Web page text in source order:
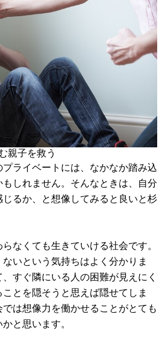
親子を救う
ライベートには、なかなか踏み込
しれません。そんなときは、自分
るか、と想像してみると良いと杉
なくても生きていける社会です。
いという気持ちはよく分かりま
すぐ隣にいる人の困難が見えにく
とを隠そうと思えば隠せてしま
は想像力を働かせることがとても
と思います。